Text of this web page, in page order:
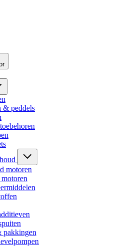
& peddels
motoren
pakkingen